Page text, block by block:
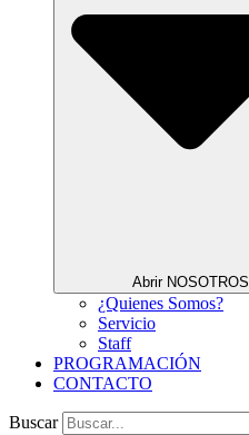
Abrir NOSOTROS
¿Quienes Somos?
Servicio
Staff
PROGRAMACIÓN
CONTACTO
Buscar